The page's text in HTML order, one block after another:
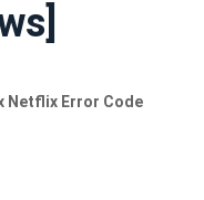
Netflix Error Code